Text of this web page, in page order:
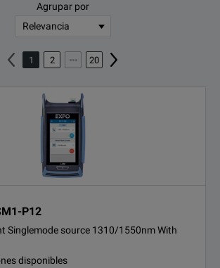
Agrupar por
1 2 20
P12
Singlemode source 1310/1550nm With
disponibles